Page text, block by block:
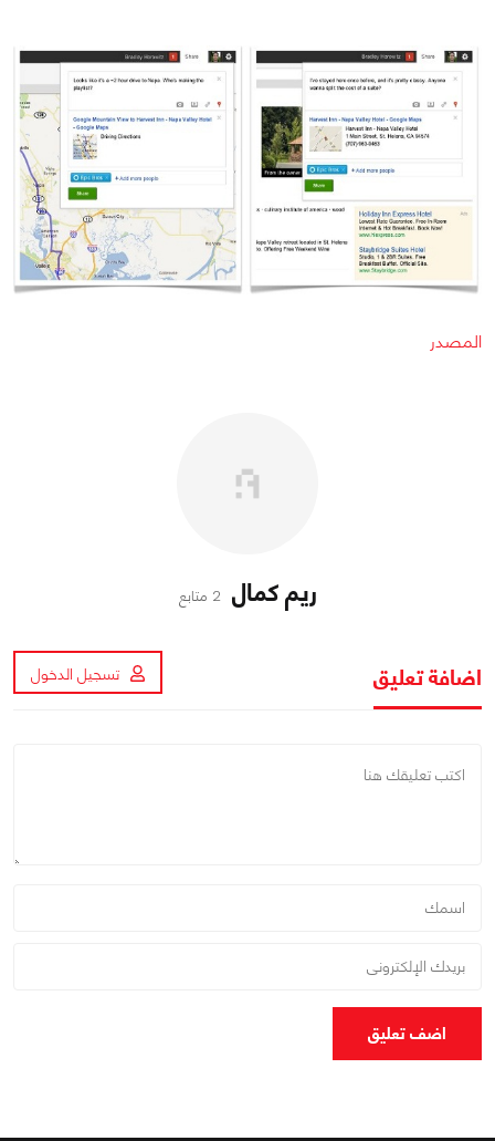
المصدر
ريم كمال 2 متابع
اضافة تعليق تسجيل الدخول
اضف تعليق